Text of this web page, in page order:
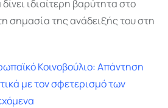
ιδιαίτερη βαρύτητα στο
σημασία της ανάδειξής του στη
Κοινοβούλιο: Απάντηση
με τον σφετερισμό των